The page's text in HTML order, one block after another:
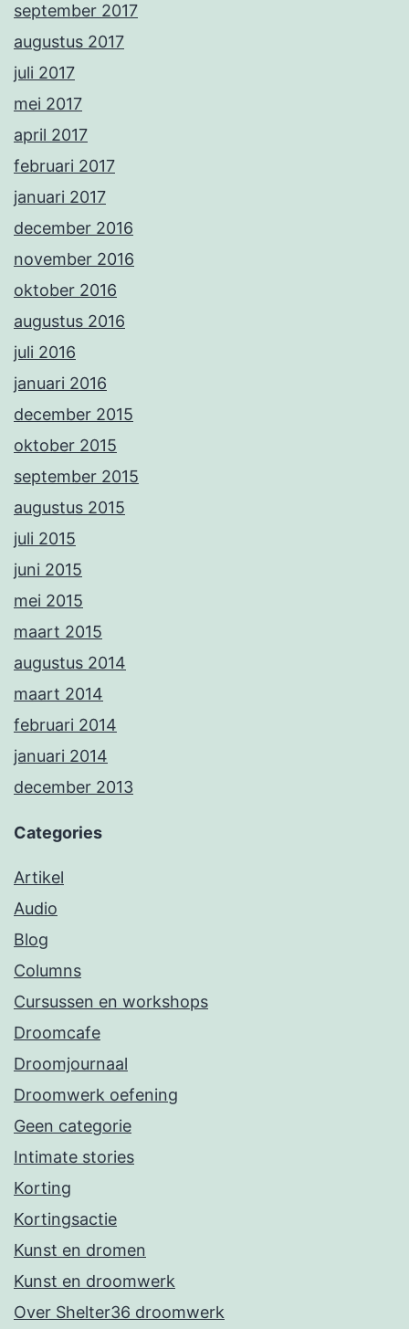
september 2017
augustus 2017
juli 2017
mei 2017
april 2017
februari 2017
januari 2017
december 2016
november 2016
oktober 2016
augustus 2016
juli 2016
januari 2016
december 2015
oktober 2015
september 2015
augustus 2015
juli 2015
juni 2015
mei 2015
maart 2015
augustus 2014
maart 2014
februari 2014
januari 2014
december 2013
Categories
Artikel
Audio
Blog
Columns
Cursussen en workshops
Droomcafe
Droomjournaal
Droomwerk oefening
Geen categorie
Intimate stories
Korting
Kortingsactie
Kunst en dromen
Kunst en droomwerk
Over Shelter36 droomwerk